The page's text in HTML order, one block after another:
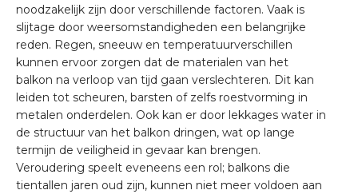
noodzakelijk zijn door verschillende factoren. Vaak is
slijtage door weersomstandigheden een belangrijke
reden. Regen, sneeuw en temperatuurverschillen
kunnen ervoor zorgen dat de materialen van het
balkon na verloop van tijd gaan verslechteren. Dit kan
leiden tot scheuren, barsten of zelfs roestvorming in
metalen onderdelen. Ook kan er door lekkages water in
de structuur van het balkon dringen, wat op lange
termijn de veiligheid in gevaar kan brengen.
Veroudering speelt eveneens een rol; balkons die
tientallen jaren oud zijn, kunnen niet meer voldoen aan